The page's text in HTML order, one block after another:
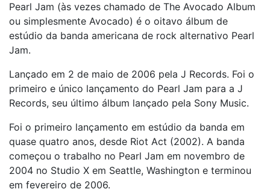
Pearl Jam (às vezes chamado de The Avocado Album
ou simplesmente Avocado) é o oitavo álbum de
estúdio da banda americana de rock alternativo Pearl
Jam.
Lançado em 2 de maio de 2006 pela J Records. Foi o
primeiro e único lançamento do Pearl Jam para a J
Records, seu último álbum lançado pela Sony Music.
Foi o primeiro lançamento em estúdio da banda em
quase quatro anos, desde Riot Act (2002). A banda
começou o trabalho no Pearl Jam em novembro de
2004 no Studio X em Seattle, Washington e terminou
em fevereiro de 2006.